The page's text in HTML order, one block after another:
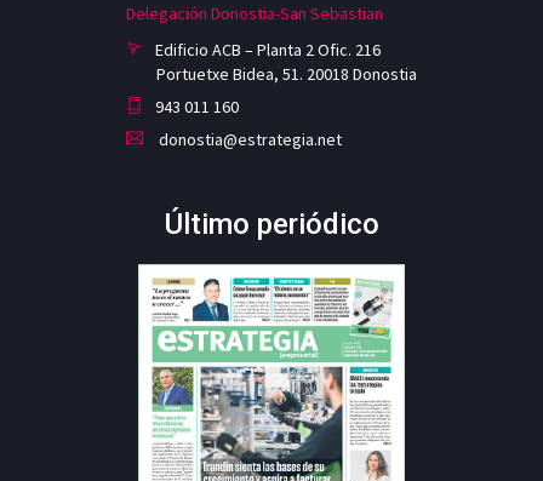
Delegación Donostia-San Sebastian
Edificio ACB – Planta 2 Ofic. 216
Portuetxe Bidea, 51. 20018 Donostia
943 011 160
donostia@estrategia.net
Último periódico